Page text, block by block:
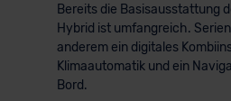
Bereits die Basisausstattung
Hybrid ist umfangreich.
anderem ein digitales
Klimaautomatik und ein
Bord.